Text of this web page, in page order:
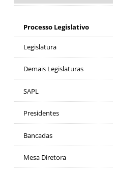
Processo Legislativo
Legislatura
Demais Legislaturas
SAPL
Presidentes
Bancadas
Mesa Diretora